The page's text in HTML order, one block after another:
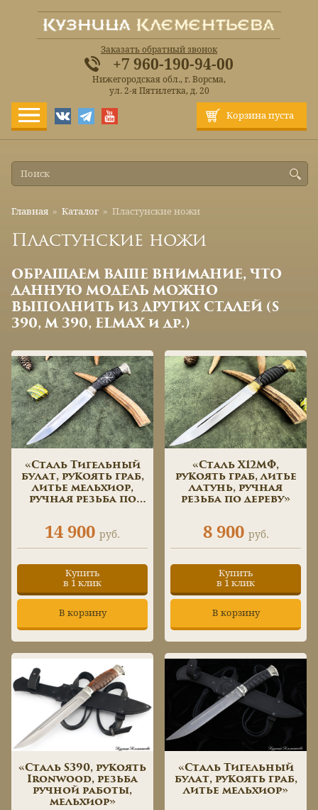
Корзина пуста
Заказать обратный звонок
+7 960-190-94-00
Нижегородская обл., г. Ворсма,
ул. 2-я Пятилетка, д. 20
Главная » Каталог » Пластунские ножи
Пластунские ножи
ОБРАЩАЕМ ВАШЕ ВНИМАНИЕ, ЧТО
ДАННУЮ МОДЕЛЬ МОЖНО
ВЫПОЛНИТЬ ИЗ ДРУГИХ СТАЛЕЙ (S
390, М 390, ELMAX и др.)
«Сталь Тигельный
булат, рукоять граб,
литье мельхиор,
ручная резьба по
14 900 руб.
Купить
в 1 клик
В корзину
«Сталь Х12МФ,
рукоять граб, литье
латунь, ручная
резьба по дереву»
8 900 руб.
Купить
в 1 клик
В корзину
«Сталь S390, рукоять
Ironwood, резьба
ручной работы,
мельхиор»
«Сталь Тигельный
булат, рукоять граб,
литье мельхиор»